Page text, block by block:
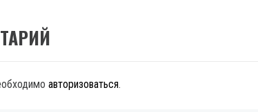
авторизоваться.